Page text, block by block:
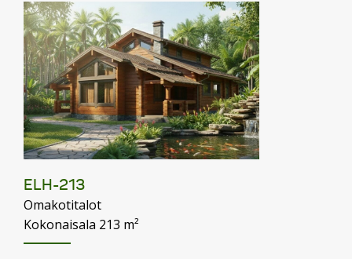
ELH-213
Omakotitalot
Kokonaisala 213 m²